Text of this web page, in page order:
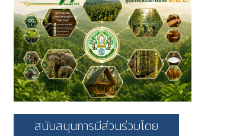
สนับสนุนการมีส่วนร่วมโดย